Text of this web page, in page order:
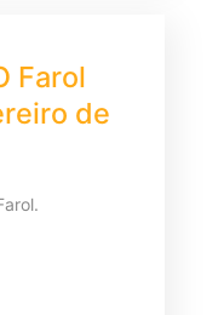
Farol
de
.